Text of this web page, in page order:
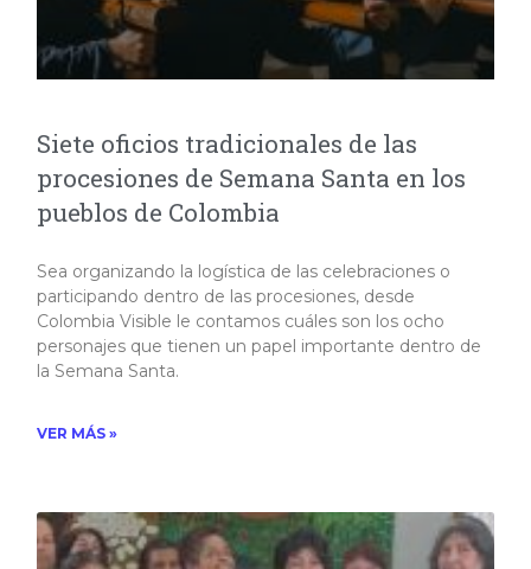
Siete oficios tradicionales de las
procesiones de Semana Santa en los
pueblos de Colombia
Sea organizando la logística de las celebraciones o
participando dentro de las procesiones, desde
Colombia Visible le contamos cuáles son los ocho
personajes que tienen un papel importante dentro de
la Semana Santa.​
VER MÁS »